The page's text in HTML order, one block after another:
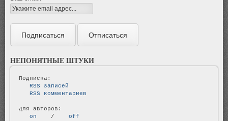
НЕПОНЯТНЫЕ ШТУКИ
   RSS записей
   RSS комментариев
   on
/
   off